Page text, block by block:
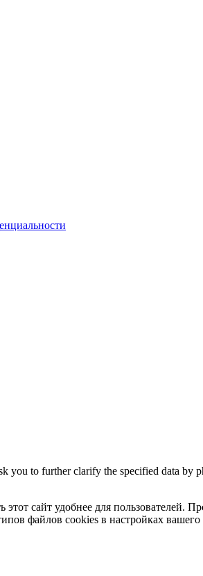
you to further clarify the specified data by
сайт удобнее для пользователей.
файлов cookies в настройках вашего